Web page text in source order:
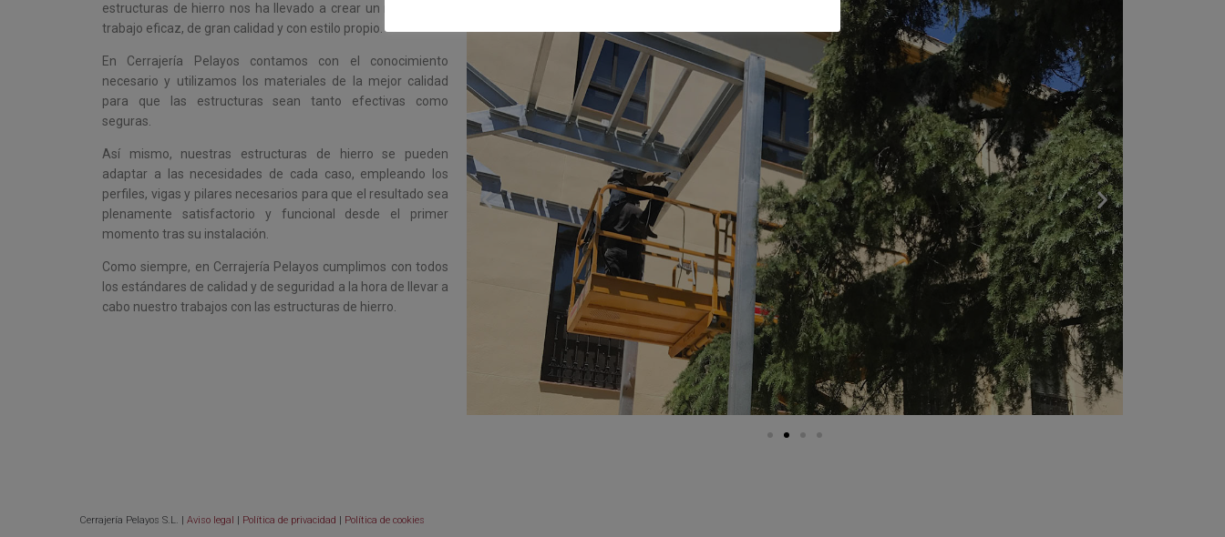
estructuras de hierro nos ha llevado a crear un método de
trabajo eficaz, de gran calidad y con estilo propio.
En Cerrajería Pelayos contamos con el conocimiento
necesario y utilizamos los materiales de la mejor calidad
para que las estructuras sean tanto efectivas como
seguras.
Así mismo, nuestras estructuras de hierro se pueden
adaptar a las necesidades de cada caso, empleando los
perfiles, vigas y pilares necesarios para que el resultado sea
plenamente satisfactorio y funcional desde el primer
momento tras su instalación.
Como siempre, en Cerrajería Pelayos cumplimos con todos
los estándares de calidad y de seguridad a la hora de llevar a
cabo nuestro trabajos con las estructuras de hierro.
Cerrajería Pelayos S.L. | Aviso legal Política de privacidad Política de cookies